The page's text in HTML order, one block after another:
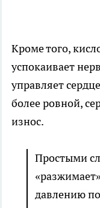
Кроме того,
успокаивает
управляет
более ровной,
износ.
Простыми
давлению